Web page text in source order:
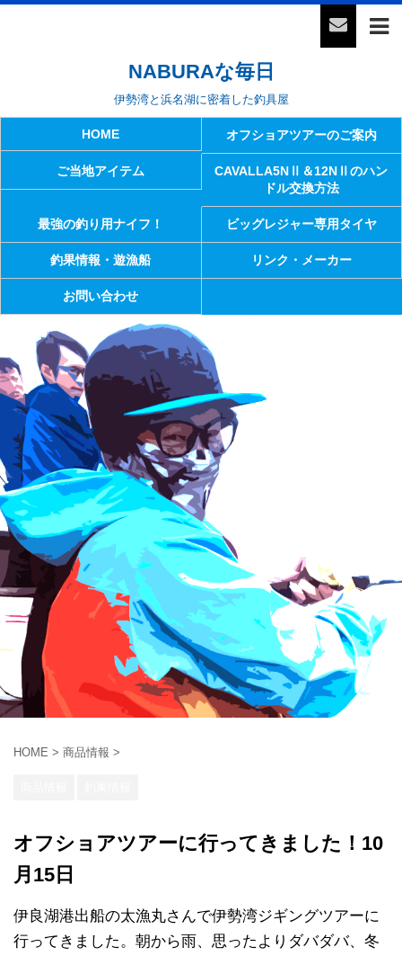
NABURAな毎日
伊勢湾と浜名湖に密着した釣具屋
HOME オフショアツアーのご案内
ご当地アイテム
CAVALLA5NⅡ＆12NⅡのハン
ドル交換方法
最強の釣り用ナイフ！ ビッグレジャー専用タイヤ
釣果情報・遊漁船 リンク・メーカー
お問い合わせ
HOME > 商品情報 >
オフショアツアーに行ってきました！10
月15日
伊良湖港出船の太漁丸さんで伊勢湾ジギングツアーに
行ってきました。朝から雨、思ったよりダバダバ、冬